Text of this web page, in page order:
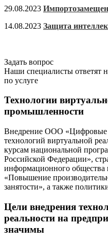
29.08.2023
14.08.2023 Защита
Задать вопрос
Наши специалисты ответят
по услуге
Технологии
промышленности
Внедрение ООО «Цифровые
технологий виртуальной
курсам национальной
Российской Федерации»,
информационного
«Повышение
занятости», а также
Цели внедрения
реальности на
значимы